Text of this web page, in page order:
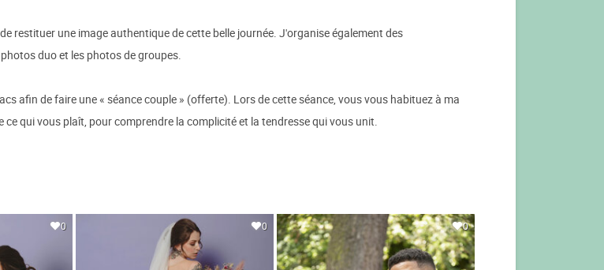
restituer une image authentique de cette belle journée. J'organise également des
duo et les photos de groupes.
afin de faire une « séance couple » (offerte). Lors de cette séance, vous vous habituez à ma
ce qui vous plaît, pour comprendre la complicité et la tendresse qui vous unit.
0 0 0